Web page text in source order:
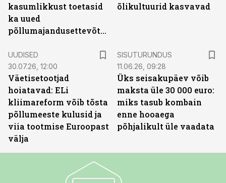
kasumlikkust toetasid
ka uued
põllumajandusettevõtted
õlikultuurid kasvavad
UUDISED
30.07.26, 12:00
Väetisetootjad
hoiatavad: ELi
kliimareform võib tõsta
põllumeeste kulusid ja
viia tootmise Euroopast
välja
SISUTURUNDUS
11.06.26, 09:28
Üks seisakupäev võib
maksta üle 30 000 euro:
miks tasub kombain
enne hooaega
põhjalikult üle vaadata